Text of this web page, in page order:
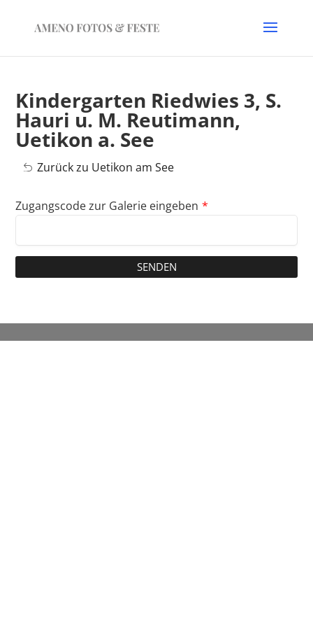
Kindergarten Riedwies 3, S.
Hauri u. M. Reutimann,
Uetikon a. See
Zurück zu Uetikon am See
Zugangscode zur Galerie eingeben *
SENDEN